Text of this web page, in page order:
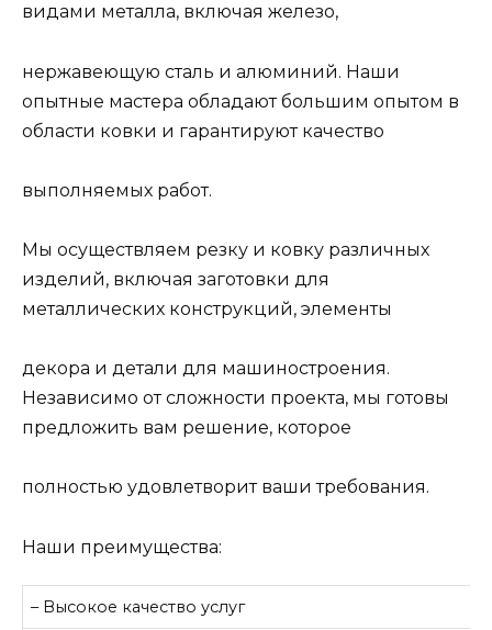
видами металла, включая железо,
нержавеющую сталь и алюминий. Наши
опытные мастера обладают большим опытом в
области ковки и гарантируют качество
выполняемых работ.
Мы осуществляем резку и ковку различных
изделий, включая заготовки для
металлических конструкций, элементы
декора и детали для машиностроения.
Независимо от сложности проекта, мы готовы
предложить вам решение, которое
полностью удовлетворит ваши требования.
Наши преимущества:
– Высокое качество услуг